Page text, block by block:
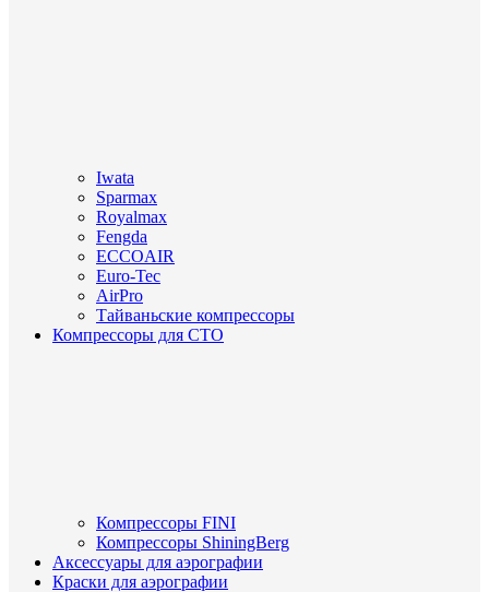
Iwata
Sparmax
Royalmax
Fengda
ECCOAIR
Euro-Tec
AirPro
Тайваньские компрессоры
Компрессоры для СТО
Компрессоры FINI
Компрессоры ShiningBerg
Аксессуары для аэрографии
Краски для аэрографии